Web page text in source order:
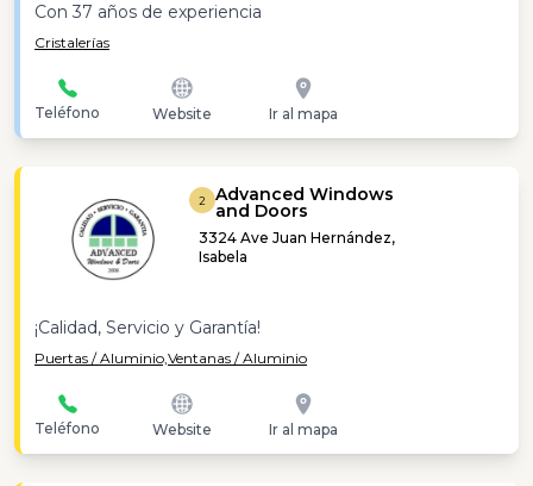
Con 37 años de experiencia
Cristalerías
Teléfono Website Ir al mapa
2 Advanced Windows
and Doors
3324 Ave Juan Hernández,
Isabela
¡Calidad, Servicio y Garantía!
Puertas / Aluminio,Ventanas / Aluminio
Teléfono Website Ir al mapa